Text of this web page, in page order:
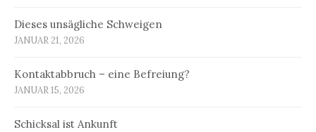
Dieses unsägliche Schweigen
JANUAR 21, 2026
Kontaktabbruch – eine Befreiung?
JANUAR 15, 2026
Schicksal ist Ankunft